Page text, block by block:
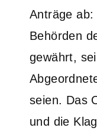
Anträge
Behörden
gewährt,
seien. Das
und die